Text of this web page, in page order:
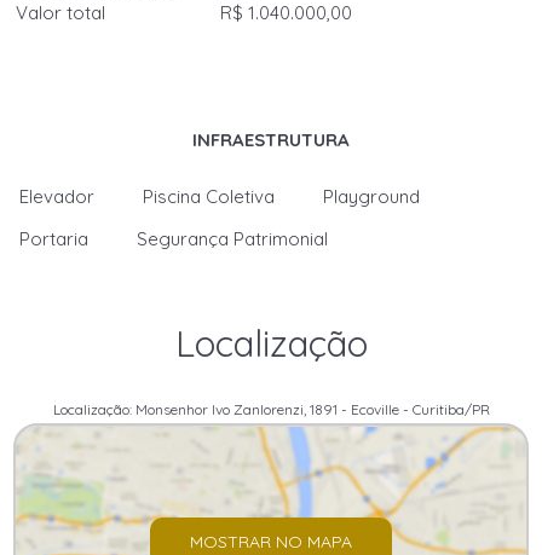
Valor total
R$ 1.040.000,00
INFRAESTRUTURA
Elevador Piscina Coletiva
Playground
Portaria
Segurança Patrimonial
Localização
Localização: Monsenhor Ivo Zanlorenzi, 1891 - Ecoville - Curitiba/PR
MOSTRAR NO MAPA